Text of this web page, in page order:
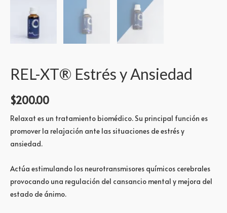
REL-XT® Estrés y Ansiedad
$200.00
Relaxat es un tratamiento biomédico. Su principal función es
promover la relajación ante las situaciones de estrés y
ansiedad.
Actúa estimulando los neurotransmisores químicos cerebrales
provocando una regulación del cansancio mental y mejora del
estado de ánimo.